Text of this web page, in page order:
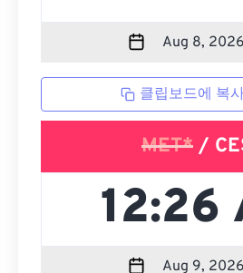
클립보드에 복
MET* /